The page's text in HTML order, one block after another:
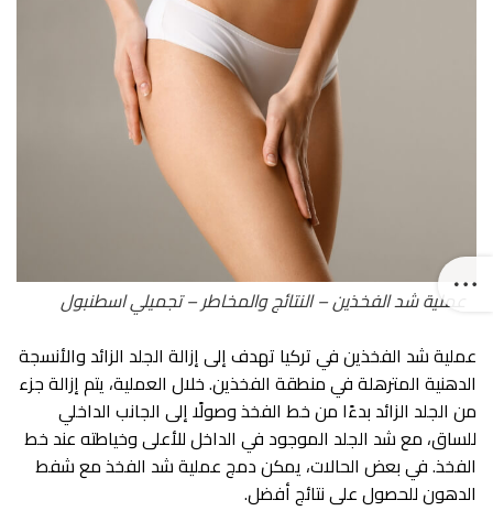
عملية شد الفخذين – النتائج والمخاطر – تجميلي اسطنبول
عملية شد الفخذين في تركيا تهدف إلى إزالة الجلد الزائد والأنسجة
الدهنية المترهلة في منطقة الفخذين. خلال العملية، يتم إزالة جزء
من الجلد الزائد بدءًا من خط الفخذ وصولًا إلى الجانب الداخلي
للساق، مع شد الجلد الموجود في الداخل للأعلى وخياطته عند خط
الفخذ. في بعض الحالات، يمكن دمج عملية شد الفخذ مع شفط
الدهون للحصول على نتائج أفضل.